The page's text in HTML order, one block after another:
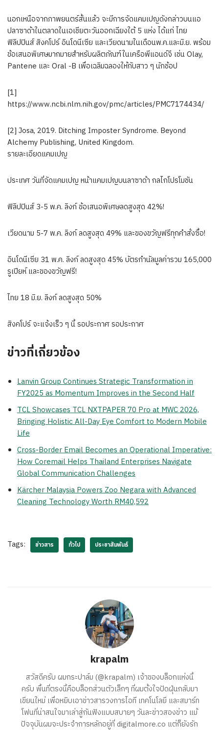
นอกเหนือจากภาพยนตร์สั้นแล้ว จะมีการจัดแคมเปญดังกล่าวบนแอ
ปลาซาด้าในตลาดในเอเชียตะวันออกเฉียงใต้ 5 แห่ง ได้แก่ ไทย
ฟิลิปปินส์ สิงคโปร์ อินโดนีเซีย และเวียดนามในเดือนพ.ค.และมิ.ย. พร้อม
ข้อเสนอพิเศษมากมายสำหรับผลิตภัณฑ์ในเครือพีแอนด์จี เช่น Olay,
Pantene และ Oral -B เพื่อเฉลิมฉลองให้กับสาว ๆ นักช้อป
[1]
https://www.ncbi.nlm.nih.gov/pmc/articles/PMC7174434/
[2] Josa, 2019. Ditching Imposter Syndrome. Beyond
Alchemy Publishing, United Kingdom.
รายละเอียดแคมเปญ
ประเทศ วันที่จัดแคมเปญ หน้าแคมเปญบนลาซาด้า กลไกโปรโมชัน
ฟิลิปปินส์ 3-5 พ.ค. ลิงก์ ข้อเสนอพิเศษลดสูงสุด 42%!
เวียดนาม 5-7 พ.ค. ลิงก์ ลดสูงสุด 49% และของขวัญฟรีทุกคำสั่งซื้อ!
อินโดนีเซีย 31 พ.ค. ลิงก์ ลดสูงสุด 45% บัตรกำนัลมูลค่ารวม 165,000
รูเปียห์ และของขวัญฟรี!
ไทย 18 มิ.ย. ลิงก์ ลดสูงสุด 50%
สิงคโปร์ จะแจ้งเร็ว ๆ นี้ รอประกาศ รอประกาศ
ข่าวที่เกี่ยวข้อง
Lanvin Group Continues Strategic Transformation in
FY2025 as Momentum Improves in the Second Half
TCL Showcases TCL NXTPAPER 70 Pro at MWC 2026,
Bringing Holistic All-Day Eye Comfort to Modern Mobile
Life
Cross-Border Email Becomes an Operational Imperative:
How Coremail Helps Thailand Enterprises Navigate
Global Communication Challenges
Kärcher Malaysia Powers Zoo Negara with Advanced
Cleaning Technology Worth RM40,592
Tags: ข่าวสาร ทั่วไป ประชาสัมพันธ์
krapalm
สวัสดีครับ ผมกระปาล์ม (@krapalm) เจ้าของบล็อกแห่งนี้
ครับ พื้นที่ตรงนี้คือบล็อกส่วนตัวเล็กๆ ที่ผมตั้งใจปัดฝุ่นกลับมา
เขียนใหม่ เพื่อหยิบเอาข่าวสารวงการไอที เทคโนโลยี และสมาร์ท
โฟนที่น่าสนใจมาเล่าสู่กันฟังแบบสบายๆ วันละข่าวสองข่าว แม้
ปัจจุบันผมจะประจำการหลักอยู่ที่ digitalmore.co แต่ก็ยังรัก